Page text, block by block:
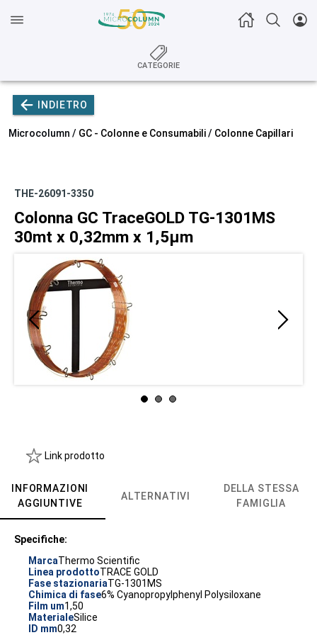
CATEGORIE
INDIETRO
Microcolumn / GC - Colonne e Consumabili/ Colonne Capillari
THE-26091-3350
Colonna GC TraceGOLD TG-1301MS
30mt x 0,32mm x 1,5µm
Link prodotto
INFORMAZIONI
AGGIUNTIVE
ALTERNATIVI
DELLA STESSA
FAMIGLIA
Specifiche:
MarcaThermo Scientific
Linea prodottoTRACE GOLD
Fase stazionariaTG-1301MS
Chimica di fase6% Cyanopropylphenyl Polysiloxane
Film um1,50
MaterialeSilice
ID mm0,32